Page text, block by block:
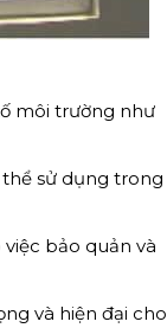
môi trường như
sử dụng trong
bảo quản và
và hiện đại cho